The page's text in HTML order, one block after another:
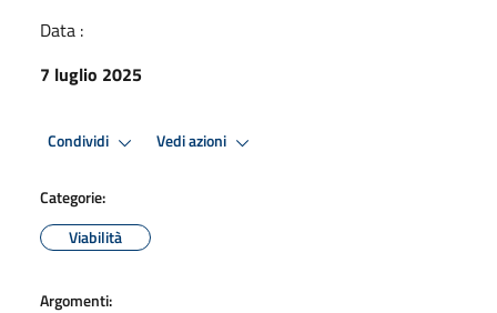
Data :
7 luglio 2025
Condividi Vedi azioni
Categorie:
Viabilità
Argomenti: